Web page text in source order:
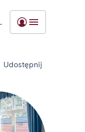
Udostępnij